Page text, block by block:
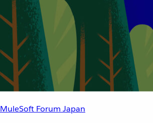
MuleSoft Forum Japan